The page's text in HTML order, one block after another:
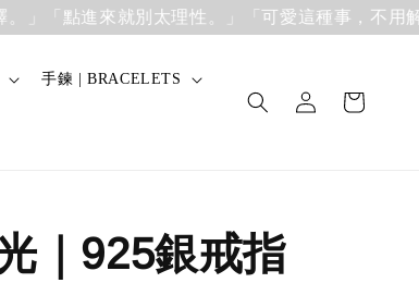
「點進來就別太理性。」「可愛這種事，不用解釋
手鍊 | BRACELETS
｜925銀戒指